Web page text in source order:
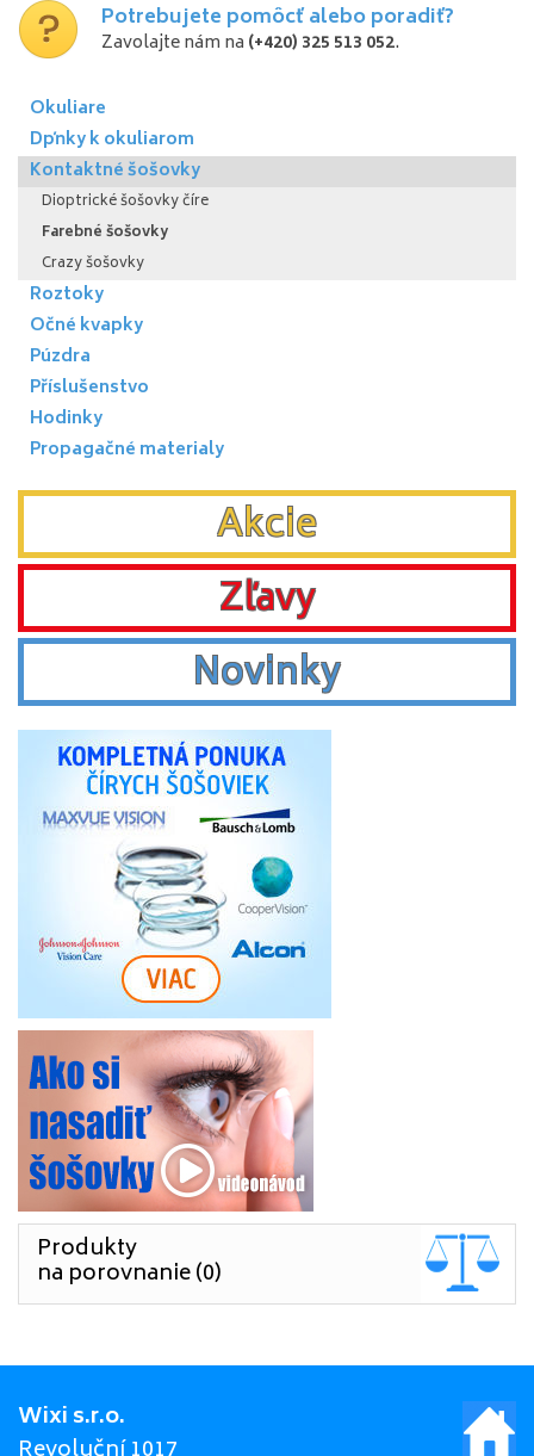
Potrebujete pomôcť alebo poradiť?
Zavolajte nám na (+420) 325 513 052.
Okuliare
Dpňky k okuliarom
Kontaktné šošovky
Dioptrické šošovky číre
Farebné šošovky
Crazy šošovky
Roztoky
Očné kvapky
Púzdra
Příslušenstvo
Hodinky
Propagačné materialy
Akcie
Zľavy
Novinky
Produkty
na porovnanie (0)
Wixi s.r.o.